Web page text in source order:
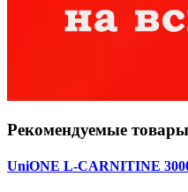
Рекомендуемые товары
UniONE L-CARNITINE